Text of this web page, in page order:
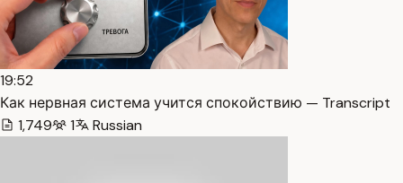
19:52
Как нервная система учится спокойствию — Transcript
1,749
1 Russian